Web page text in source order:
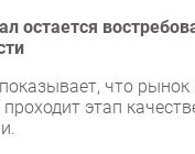
остается
что
этап